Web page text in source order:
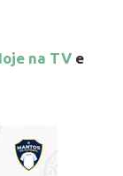
na TV e